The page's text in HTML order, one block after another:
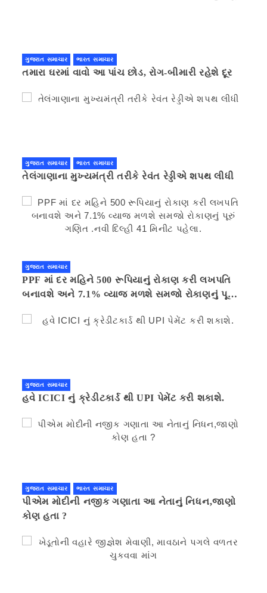
ગુજરાત સમાચાર ભારત સમાચાર
તમારા ઘરમાં વાવો આ પાંચ છોડ, રોગ-બીમારી રહેશે દૂર
ગુજરાત સમાચાર ભારત સમાચાર
તેલંગાણાના મુખ્યમંત્રી તરીકે રેવંત રેડ્ડીએ શપથ લીધી
ગુજરાત સમાચાર
PPF માં દર મહિને 500 રૂપિયાનું રોકાણ કરી લખપતિ
બનાવશે અને 7.1% વ્યાજ મળશે સમજો રોકાણનું પૂરું
ગુજરાત સમાચાર
હવે ICICI નું ક્રેડીટકાર્ડ થી UPI પેમેંટ કરી શકાશે.
ગુજરાત સમાચાર ભારત સમાચાર
પીએમ મોદીની નજીક ગણાતા આ નેતાનું નિધન,જાણો
કોણ હતા ?